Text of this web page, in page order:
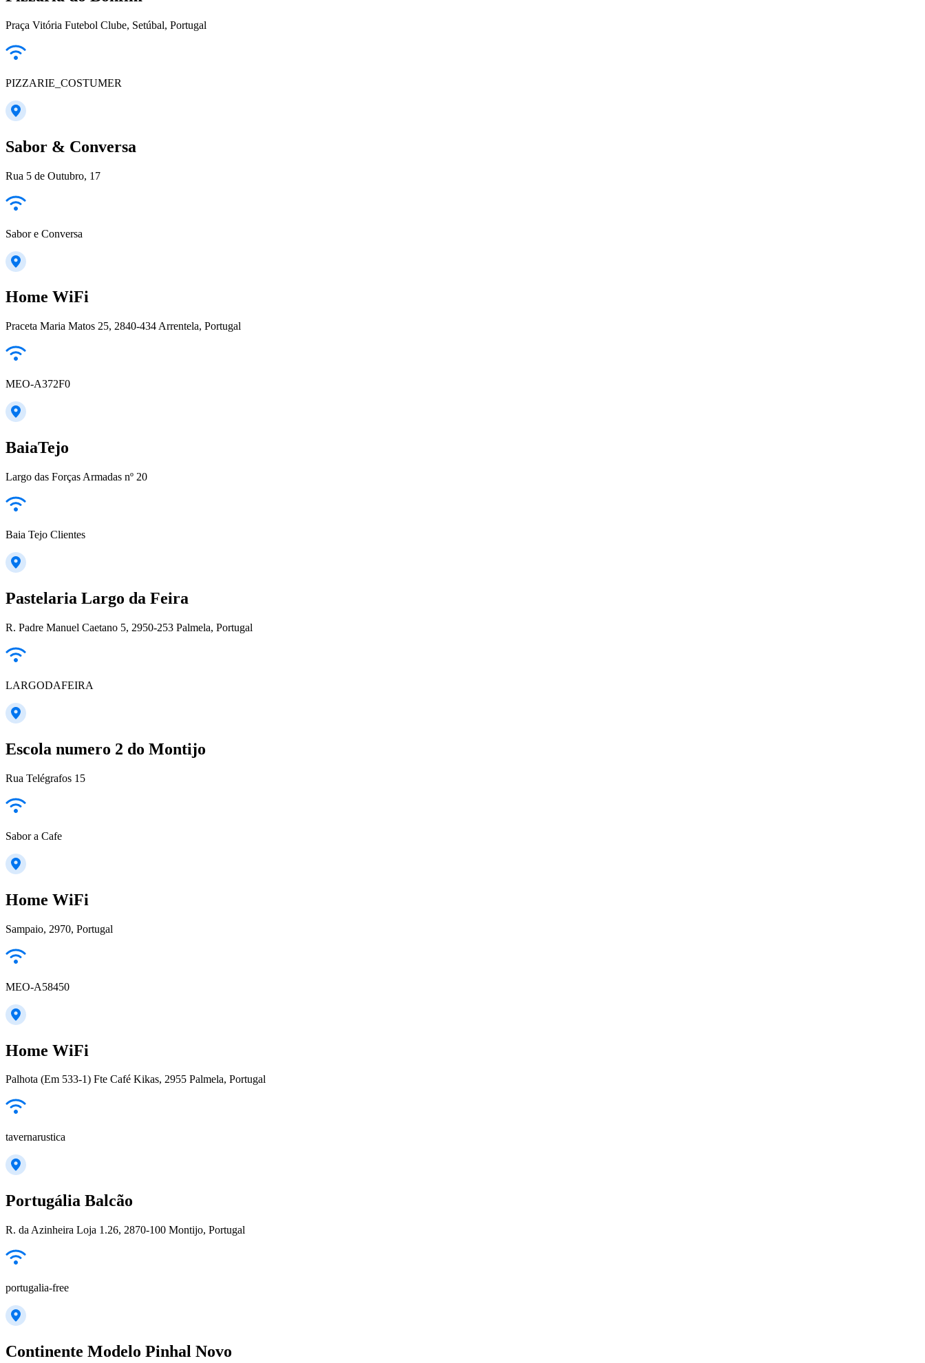
Praça Vitória Futebol Clube, Setúbal, Portugal
PIZZARIE_COSTUMER
Sabor & Conversa
Rua 5 de Outubro, 17
Sabor e Conversa
Home WiFi
Praceta Maria Matos 25, 2840-434 Arrentela, Portugal
MEO-A372F0
BaiaTejo
Largo das Forças Armadas nº 20
Baia Tejo Clientes
Pastelaria Largo da Feira
R. Padre Manuel Caetano 5, 2950-253 Palmela, Portugal
LARGODAFEIRA
Escola numero 2 do Montijo
Rua Telégrafos 15
Sabor a Cafe
Home WiFi
Sampaio, 2970, Portugal
MEO-A58450
Home WiFi
Palhota (Em 533-1) Fte Café Kikas, 2955 Palmela, Portugal
tavernarustica
Portugália Balcão
R. da Azinheira Loja 1.26, 2870-100 Montijo, Portugal
portugalia-free
Continente Modelo Pinhal Novo